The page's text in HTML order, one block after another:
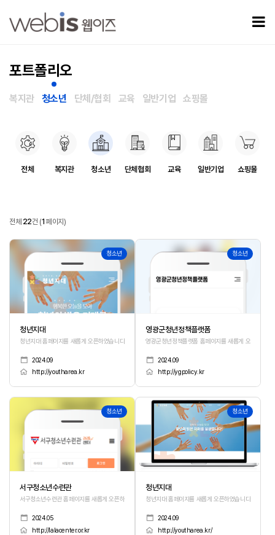
포트폴리오
복지관 청소년 단체/협회 교육 일반기업 쇼핑몰
포트폴리오 카테고리
전체 복지관 청소년 단체협회 교육 일반기업 쇼핑몰
포트폴리오
전체 22건 (1 페이지)
포트폴리오 목록
22 청소년
청년지대
청년지대 홈페이지를 새롭게 오픈하였습니다.
2024.09
http://youtharea.kr
청소년
영광군청년정책플랫폼
영광군청년정책플랫폼 홈페이지를 새롭게 오픈하였습
2024.09
http://ygpolicy.kr
청소년
서구청소년수련관
서구청소년수련관 홈페이지를 새롭게 오픈하였습니다.
2024.05
http://lalacenter.or.kr
청소년
청년지대
청년지대 홈페이지를 새롭게 오픈하였습니다.
2024.09
http://youtharea.kr/